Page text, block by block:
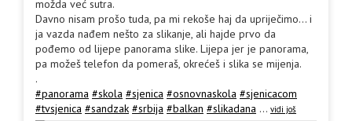
možda već sutra.
Davno nisam prošo tuda, pa mi rekoše haj da upriječimo... i
ja vazda nađem nešto za slikanje, ali hajde prvo da
pođemo od lijepe panorama slike. Lijepa jer je panorama,
pa možeš telefon da pomeraš, okrećeš i slika se mijenja.
.
#panorama #skola #sjenica #osnovnaskola #sjenicacom
#tvsjenica #sandzak #srbija #balkan #slikadana ... vidi još